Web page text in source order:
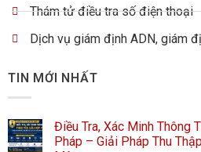
Thám tử điều tra số điện thoại
Dịch vụ giám định ADN, giám
TIN MỚI NHẤT
Điều Tra, Xác Minh Thông
Pháp – Giải Pháp Thu